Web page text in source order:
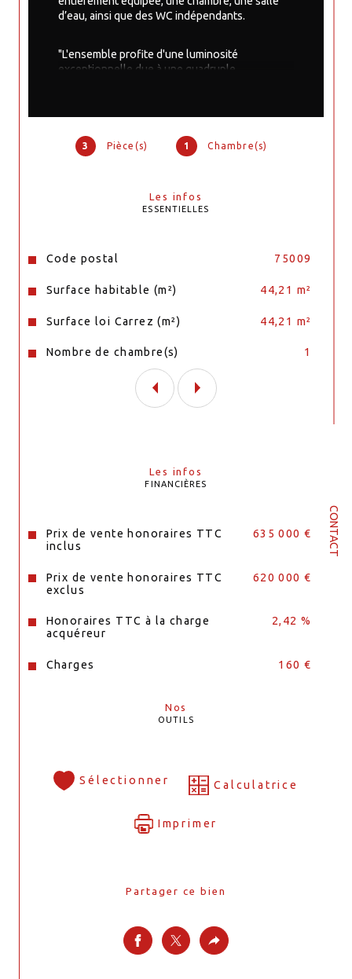
CONTACT
3 Pièce(s) 1 Chambre(s)
Les infos
ESSENTIELLES
Caractéristiques Valeurs
Code postal 75009
Surface habitable (m²) 44,21 m²
Surface loi Carrez (m²) 44,21 m²
Nombre de chambre(s) 1
d’eau, ainsi que des WC indépendants.
"L'ensemble profite d'une luminosité
exceptionnelle due à une quadruple
Les infos
FINANCIÈRES
Prix de vente honoraires TTC
inclus
635 000 €
Prix de vente honoraires TTC
exclus
620 000 €
Honoraires TTC à la charge
acquéreur
2,42 %
Charges 160 €
Nos
OUTILS
Sélectionner Calculatrice
Imprimer
Partager ce bien